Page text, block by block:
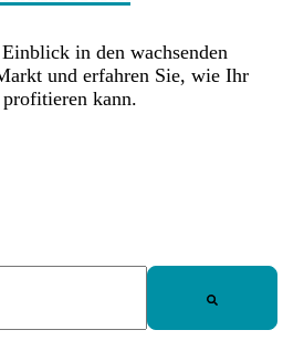
in den wachsenden
und erfahren Sie, wie Ihr
kann.
mit einer automatischen